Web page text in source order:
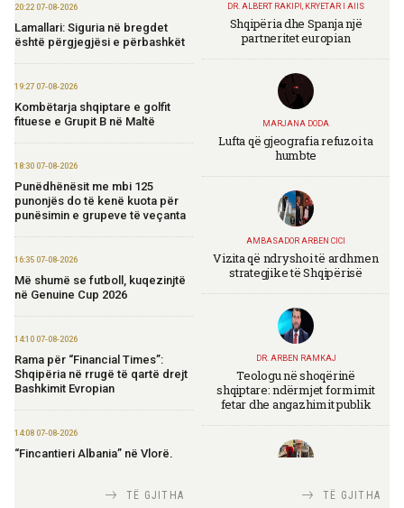
20:22 07-08-2026
Lamallari: Siguria në bregdet
është përgjegjësi e përbashkët
19:27 07-08-2026
Kombëtarja shqiptare e golfit
fituese e Grupit B në Maltë
18:30 07-08-2026
Punëdhënësit me mbi 125
punonjës do të kenë kuota për
punësimin e grupeve të veçanta
16:35 07-08-2026
Më shumë se futboll, kuqezinjtë
në Genuine Cup 2026
14:10 07-08-2026
Rama për “Financial Times”:
Shqipëria në rrugë të qartë drejt
Bashkimit Evropian
14:08 07-08-2026
“Fincantieri Albania” në Vlorë,
praktikat më të mira
TË GJITHA
DR. ALBERT RAKIPI, KRYETAR I AIIS
Shqipëria dhe Spanja një
partneritet europian
MARJANA DODA
Lufta që gjeografia refuzoi ta
humbte
AMBASADOR ARBEN CICI
Vizita që ndryshoi të ardhmen
strategjike të Shqipërisë
DR. ARBEN RAMKAJ
Teologu në shoqërinë
shqiptare: ndërmjet formimit
fetar dhe angazhimit publik
TIRANA DIPLOMATTË GJITHA